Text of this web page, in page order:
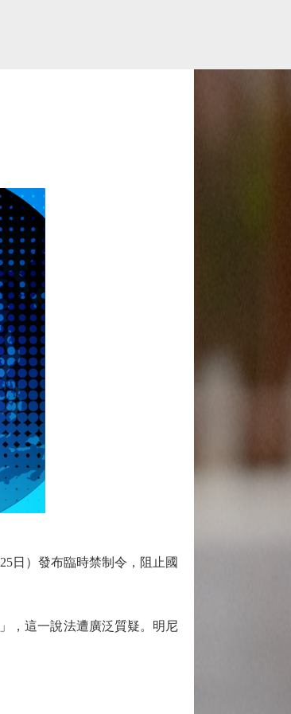
日）發布臨時禁制令，阻止國
，這一說法遭廣泛質疑。明尼